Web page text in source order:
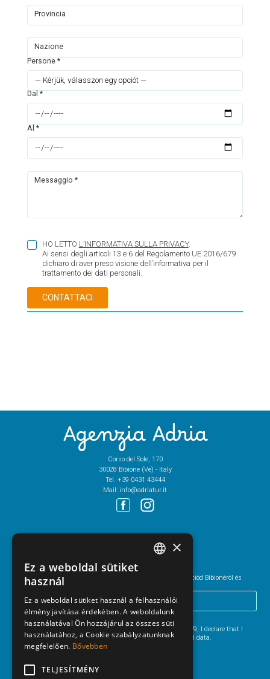
Provincia
Nazione
Persone *
Dal *
Al *
Messaggio *
HO LETTO L’INFORMATIVA SULLA PRIVACY.
Ai sensi degli articoli 13 e 6 del Regolamento UE 2016/679
dichiaro di aver preso visione dell’informativa per il
trattamento dei dati personali.
Agenzia Adria
Corso del Sole, 170
30028 Bibione (Ve) - Italy
Tel. +39 0431 43444
Mail: info@adriatur.it
Newsletter
Iratkozz fel a hírlevélre és mindig legyen naprakész információd Bibionéról és
környékéről
I HAVE READTHE PRIVACY POLICY.
Pursuant to Articles 13 and 6 of EU Regulation 2016/679, I declare that I
have read the information for the processing of personal data.
GERMAN
HUNGARIAN
×
Ez a weboldal sütiket
használ
Ez a weboldal sütiket használ a felhasználói
élmény javítása érdekében. A weboldalunk
használatával Ön hozzájárul az összes süti
használatához, a Cookie szabályzatunknak
megfelelően. Bővebben
TELJESÍTMÉNY